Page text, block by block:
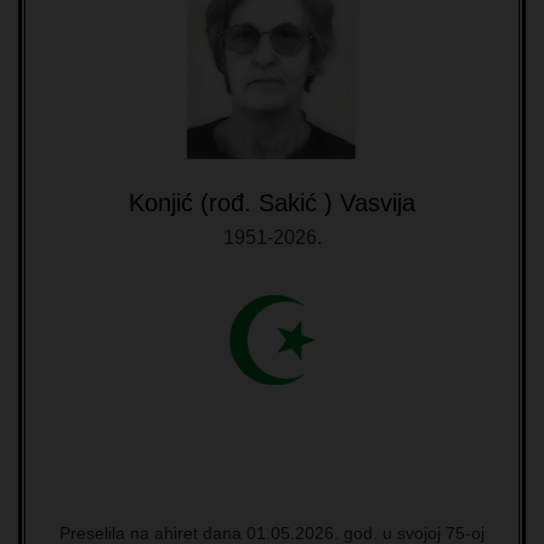
Konjić (rođ. Sakić ) Vasvija
1951-2026.
Preselila na ahiret dana 01.05.2026. god. u svojoj 75-oj